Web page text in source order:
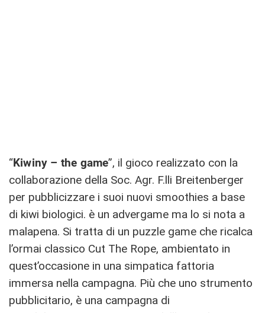
“Kiwiny – the game”, il gioco realizzato con la
collaborazione della Soc. Agr. F.lli Breitenberger
per pubblicizzare i suoi nuovi smoothies a base
di kiwi biologici. è un advergame ma lo si nota a
malapena. Si tratta di un puzzle game che ricalca
l’ormai classico Cut The Rope, ambientato in
quest’occasione in una simpatica fattoria
immersa nella campagna. Più che uno strumento
pubblicitario, è una campagna di